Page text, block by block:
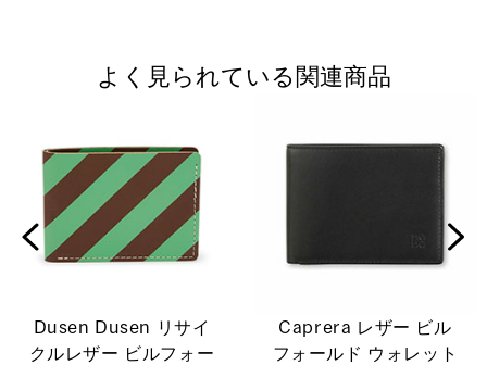
よく見られている関連商品
Dusen Dusen リサイ
クルレザー ビルフォー
Caprera レザー ビル
フォールド ウォレット